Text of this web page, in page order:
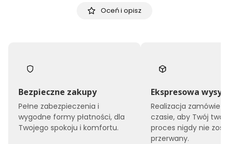
Oceń i opisz
Bezpieczne zakupy
Pełne zabezpieczenia i
wygodne formy płatności, dla
Twojego spokoju i komfortu.
Ekspresowa
Realizacja zamówień
czasie, aby Twój
proces nigdy nie
przerwany.